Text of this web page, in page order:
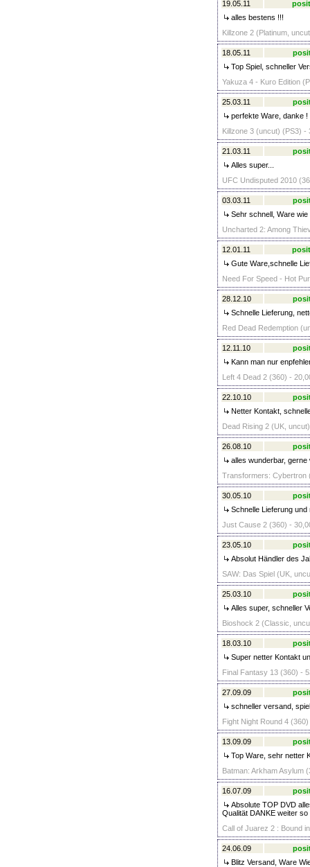
19.05.11
alles bestens !!!
Killzone 2 (Platinum,
18.05.11
Top Spiel, schneller
Yakuza 4 - Kuro Edition
25.03.11
perfekte Ware, danke !
Killzone 3 (uncut) (PS3) -
21.03.11
Alles super...
UFC Undisputed 2010
03.03.11
Sehr schnell, Ware
Uncharted 2: Among
12.01.11
Gute Ware,schnelle
Need For Speed - Hot
28.12.10
Schnelle Lieferung,
Red Dead Redemption
12.11.10
Kann man nur
Left 4 Dead 2 (360) -
22.10.10
Netter Kontakt,
Dead Rising 2 (UK,
26.08.10
alles wunderbar, gerne
Transformers: Cybertron
30.05.10
Schnelle Lieferung
Just Cause 2 (360) -
23.05.10
Absolut Händler des
SAW: Das Spiel (UK,
25.03.10
Alles super, schneller
Bioshock 2 (Classic,
18.03.10
Super netter Kontakt
Final Fantasy 13 (360) -
27.09.09
schneller versand,
Fight Night Round 4
13.09.09
Top Ware, sehr netter
Batman: Arkham Asylum
16.07.09
Absolute TOP DVD
Qualität DANKE weiter so
Call of Juarez 2 : Bound
24.06.09
Blitz Versand, Ware